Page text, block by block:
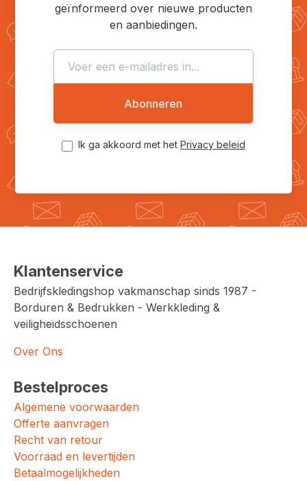
geïnformeerd over nieuwe producten
en aanbiedingen.
Abonneren
Ik ga akkoord met het Privacy beleid
Klantenservice
Bedrijfskledingshop vakmanschap sinds 1987 -
Borduren & Bedrukken - Werkkleding &
veiligheidsschoenen
Over Ons
Bestelproces
Algemene voorwaarden
Offerte aanvragen
Recht van retour
Voorraad en levertijden
Betaalmogelijkheden